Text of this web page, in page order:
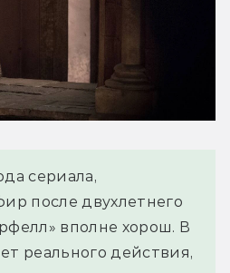
сериала,
после двухлетнего
вполне хорош. В
реального действия,